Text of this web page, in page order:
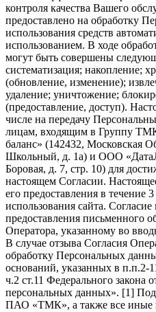
контроля качества Вашего
предоставлено на обработку
использования средств
использованием. В ходе
могут быть совершены
систематизация; накопление;
(обновление, изменение);
удаление; уничтожение;
(предоставление, доступ).
числе на передачу
лицам, входящим в Группу
баланс» (142432, Московская
Школьный, д. 1а) и ООО
Боровая, д. 7, стр. 10) для
настоящем Согласии.
его предоставления в течение
использования сайта.
предоставления письменного
Оператора, указанному во
В случае отзыва Согласия
обработку Персональных
оснований, указанных в п.п.2-
ч.2 ст.11 Федерального
персональных данных». [1]
ПАО «ТМК», а также все иные